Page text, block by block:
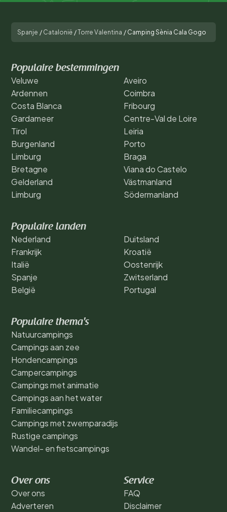
Spanje / Catalonië /Torre Valentina / Camping Sènia Cala Gogo
Populaire bestemmingen
Veluwe
Ardennen
Costa Blanca
Gardameer
Tirol
Burgenland
Limburg
Bretagne
Gelderland
Limburg
Aveiro
Coimbra
Fribourg
Centre-Val de Loire
Leiria
Porto
Braga
Viana do Castelo
Västmanland
Södermanland
Populaire landen
Nederland
Frankrijk
Italië
Spanje
België
Duitsland
Kroatië
Oostenrijk
Zwitserland
Portugal
Populaire thema's
Natuurcampings
Campings aan zee
Hondencampings
Campercampings
Campings met animatie
Campings aan het water
Familiecampings
Campings met zwemparadijs
Rustige campings
Wandel- en fietscampings
Over ons
Over ons
Adverteren
Service
FAQ
Disclaimer